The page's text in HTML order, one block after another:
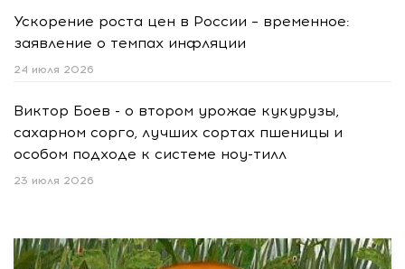
Ускорение роста цен в России – временное:
заявление о темпах инфляции
24 июля 2026
Виктор Боев - о втором урожае кукурузы,
сахарном сорго, лучших сортах пшеницы и
особом подходе к системе ноу-тилл
23 июля 2026